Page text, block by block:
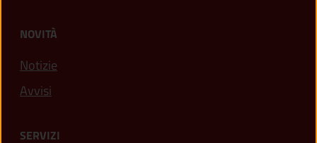
NOVITÀ
Notizie
Avvisi
SERVIZI